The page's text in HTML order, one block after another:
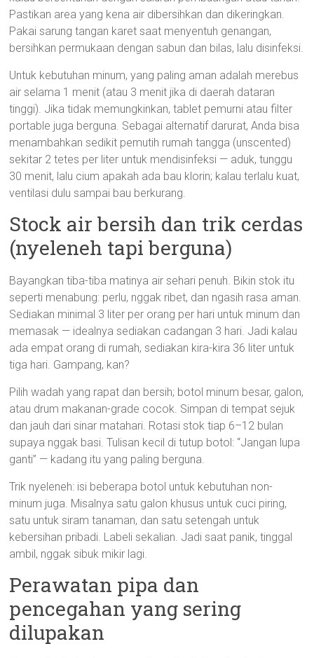
Pastikan area yang kena air dibersihkan dan dikeringkan.
Pakai sarung tangan karet saat menyentuh genangan,
bersihkan permukaan dengan sabun dan bilas, lalu disinfeksi.
Untuk kebutuhan minum, yang paling aman adalah merebus
air selama 1 menit (atau 3 menit jika di daerah dataran
tinggi). Jika tidak memungkinkan, tablet pemurni atau filter
portable juga berguna. Sebagai alternatif darurat, Anda bisa
menambahkan sedikit pemutih rumah tangga (unscented)
sekitar 2 tetes per liter untuk mendisinfeksi — aduk, tunggu
30 menit, lalu cium apakah ada bau klorin; kalau terlalu kuat,
ventilasi dulu sampai bau berkurang.
Stock air bersih dan trik cerdas
(nyeleneh tapi berguna)
Bayangkan tiba-tiba matinya air sehari penuh. Bikin stok itu
seperti menabung: perlu, nggak ribet, dan ngasih rasa aman.
Sediakan minimal 3 liter per orang per hari untuk minum dan
memasak — idealnya sediakan cadangan 3 hari. Jadi kalau
ada empat orang di rumah, sediakan kira-kira 36 liter untuk
tiga hari. Gampang, kan?
Pilih wadah yang rapat dan bersih; botol minum besar, galon,
atau drum makanan-grade cocok. Simpan di tempat sejuk
dan jauh dari sinar matahari. Rotasi stok tiap 6–12 bulan
supaya nggak basi. Tulisan kecil di tutup botol: “Jangan lupa
ganti” — kadang itu yang paling berguna.
Trik nyeleneh: isi beberapa botol untuk kebutuhan non-
minum juga. Misalnya satu galon khusus untuk cuci piring,
satu untuk siram tanaman, dan satu setengah untuk
kebersihan pribadi. Labeli sekalian. Jadi saat panik, tinggal
ambil, nggak sibuk mikir lagi.
Perawatan pipa dan
pencegahan yang sering
dilupakan